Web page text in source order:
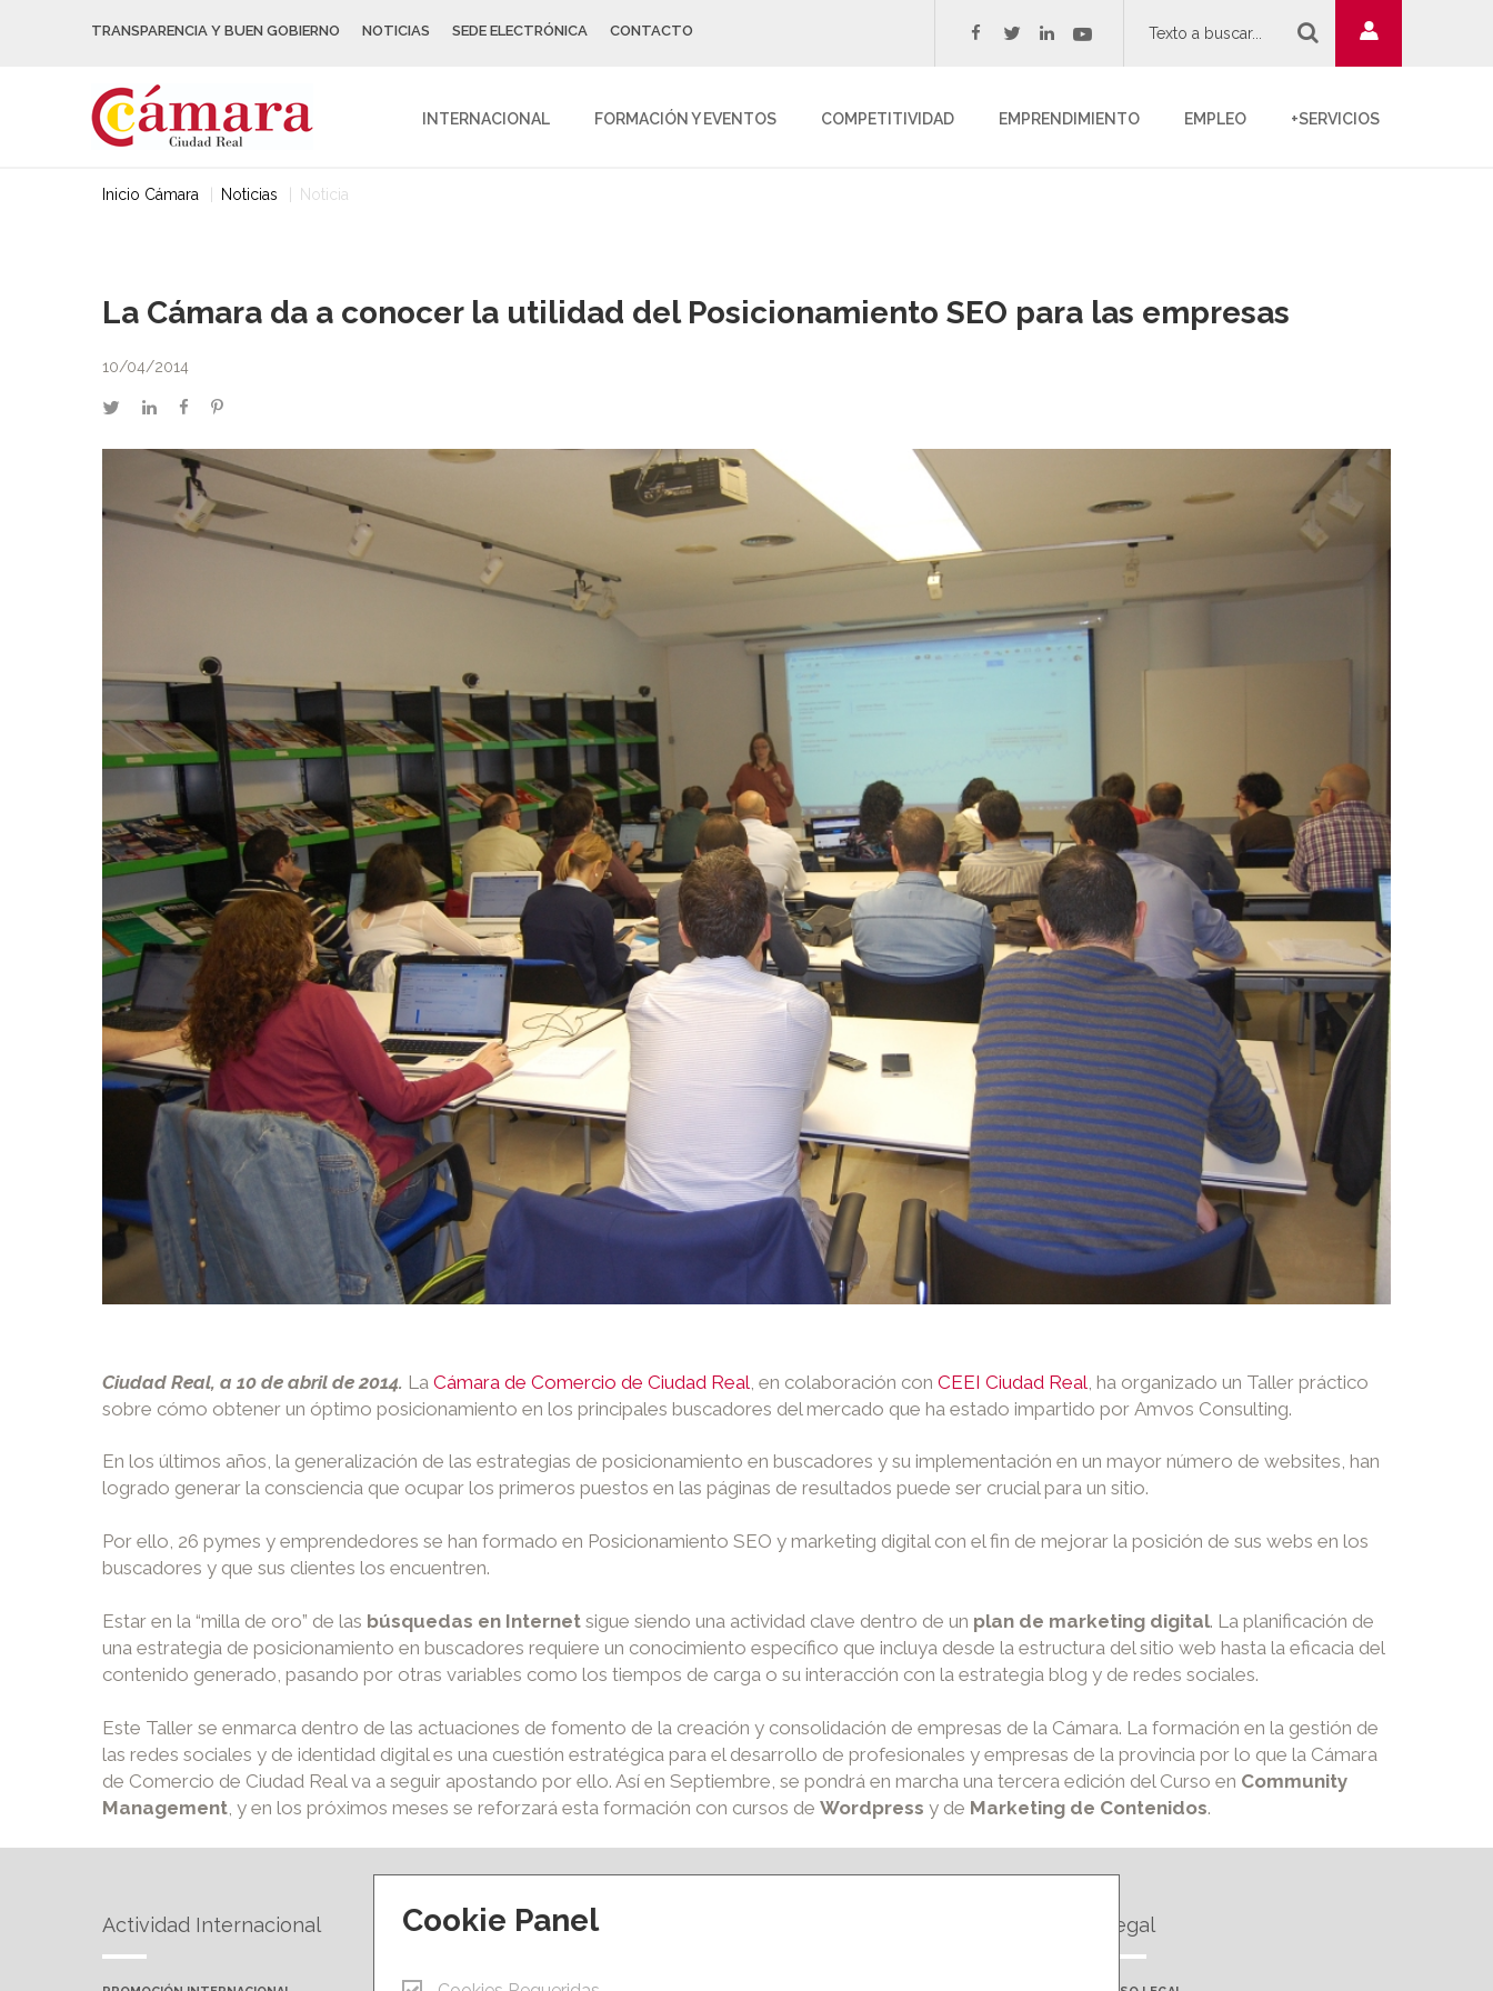
TRANSPARENCIA Y BUEN GOBIERNO NOTICIAS SEDE ELECTRÓNICA CONTACTO facebook
twitterlinkedinyoutube
INTERNACIONAL FORMACIÓN Y EVENTOS COMPETITIVIDAD EMPRENDIMIENTO EMPLEO +SERVICIOS
Inicio Cámara Noticias Noticia
La Cámara da a conocer la utilidad del Posicionamiento SEO para las empresas
10/04/2014
twitterlinkedinfacebookpinterest
Ciudad Real, a 10 de abril de 2014. La Cámara de Comercio de Ciudad Real , en colaboración con CEEI Ciudad Real , ha organizado un Taller práctico
sobre cómo obtener un óptimo posicionamiento en los principales buscadores del mercado que ha estado impartido por Amvos Consulting.
En los últimos años, la generalización de las estrategias de posicionamiento en buscadores y su implementación en un mayor número de websites, han
logrado generar la consciencia que ocupar los primeros puestos en las páginas de resultados puede ser crucial para un sitio.
Por ello, 26 pymes y emprendedores se han formado en Posicionamiento SEO y marketing digital con el fin de mejorar la posición de sus webs en los
buscadores y que sus clientes los encuentren.
Estar en la “milla de oro” de las búsquedas en Internet sigue siendo una actividad clave dentro de un plan de marketing digital. La planificación de
una estrategia de posicionamiento en buscadores requiere un conocimiento específico que incluya desde la estructura del sitio web hasta la eficacia del
contenido generado, pasando por otras variables como los tiempos de carga o su interacción con la estrategia blog y de redes sociales.
Este Taller se enmarca dentro de las actuaciones de fomento de la creación y consolidación de empresas de la Cámara. La formación en la gestión de
las redes sociales y de identidad digital es una cuestión estratégica para el desarrollo de profesionales y empresas de la provincia por lo que la Cámara
de Comercio de Ciudad Real va a seguir apostando por ello. Así en Septiembre, se pondrá en marcha una tercera edición del Curso en Community
Management , y en los próximos meses se reforzará esta formación con cursos de Wordpress y de Marketing de Contenidos.
Actividad Internacional Formación y eventos Legal
Cookie Panel